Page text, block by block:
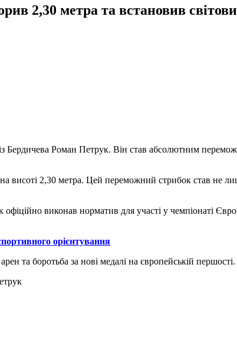
2,30 метра та встановив
Бердичева Роман Петрук. Він став абсолютним
висоті 2,30 метра. Цей переможний стрибок став не
виконав норматив для участі у чемпіонаті
орієнтування
та боротьба за нові медалі на європейській першості.